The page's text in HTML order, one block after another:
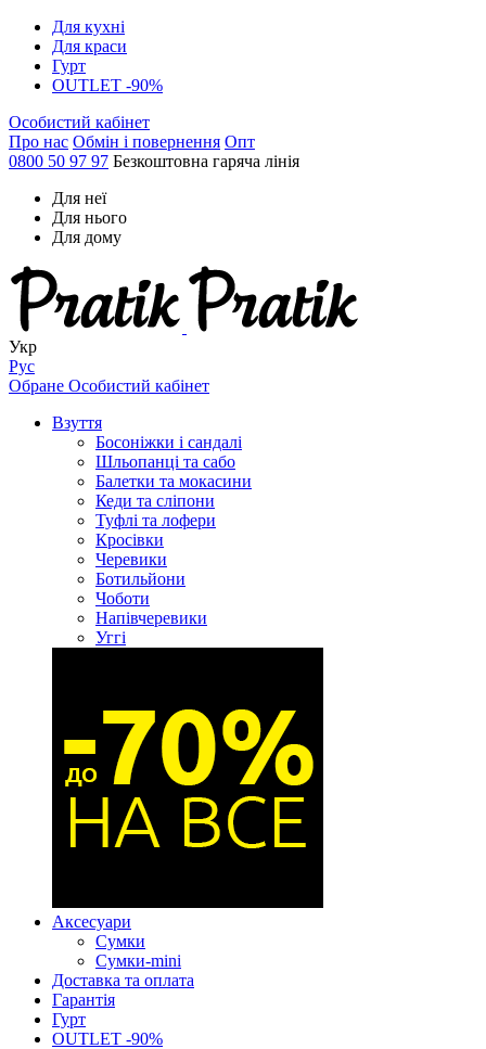
Для кухні
Для краси
Гурт
OUTLET -90%
Особистий кабінет
Про нас Обмін і повернення Опт
0800 50 97 97 Безкоштовна гаряча лінія
Для неї
Для нього
Для дому
Укр
Рус
Обране Особистий кабінет
Взуття
Босоніжки і сандалі
Шльопанці та сабо
Балетки та мокасини
Кеди та сліпони
Туфлі та лофери
Кросівки
Черевики
Ботильйони
Чоботи
Напівчеревики
Уггі
Аксесуари
Сумки
Сумки-mini
Доставка та оплата
Гарантія
Гурт
OUTLET -90%